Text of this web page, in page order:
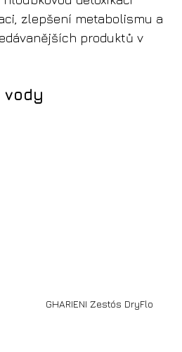
zlepšení metabolismu a
produktů v
GHARIENI Zestós DryFlo